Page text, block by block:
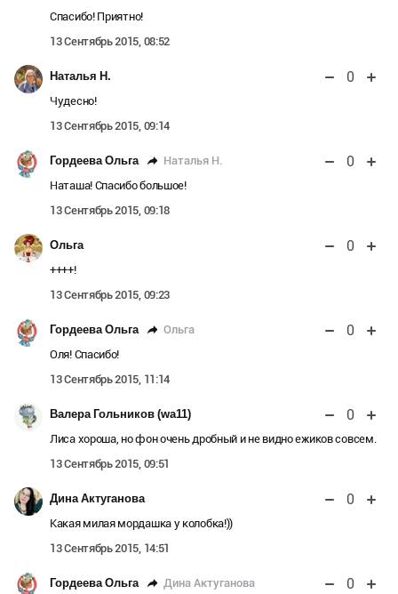
Спасибо! Приятно!
13 Сентябрь 2015, 08:52
Наталья Н. 0
Чудесно!
13 Сентябрь 2015, 09:14
Гордеева Ольга Наталья Н. 0
Наташа! Спасибо большое!
13 Сентябрь 2015, 09:18
Ольга 0
++++!
13 Сентябрь 2015, 09:23
Гордеева Ольга Ольга 0
Оля! Спасибо!
13 Сентябрь 2015, 11:14
Валера Гольников (wa11) 0
Лиса хороша, но фон очень дробный и не видно ежиков совсем.
13 Сентябрь 2015, 09:51
Дина Актуганова 0
Какая милая мордашка у колобка!))
13 Сентябрь 2015, 14:51
Гордеева Ольга Дина Актуганова 0